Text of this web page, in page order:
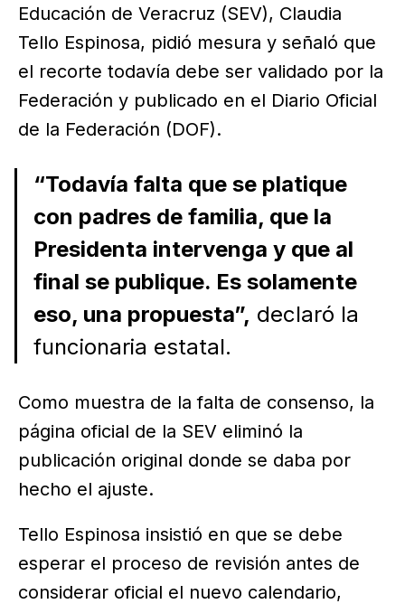
Educación de Veracruz (SEV), Claudia
Tello Espinosa, pidió mesura y señaló que
el recorte todavía debe ser validado por la
Federación y publicado en el Diario Oficial
de la Federación (DOF).
“Todavía falta que se platique
con padres de familia, que la
Presidenta intervenga y que al
final se publique. Es solamente
eso, una propuesta”, declaró la
funcionaria estatal.
Como muestra de la falta de consenso, la
página oficial de la SEV eliminó la
publicación original donde se daba por
hecho el ajuste.
Tello Espinosa insistió en que se debe
esperar el proceso de revisión antes de
considerar oficial el nuevo calendario,